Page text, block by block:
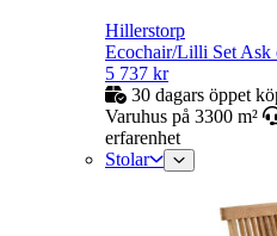
Hillerstorp
Ecochair/Lilli Set Ask
5 737 kr
30 dagars öppet
Varuhus på 3300 m²
erfarenhet
Stolar